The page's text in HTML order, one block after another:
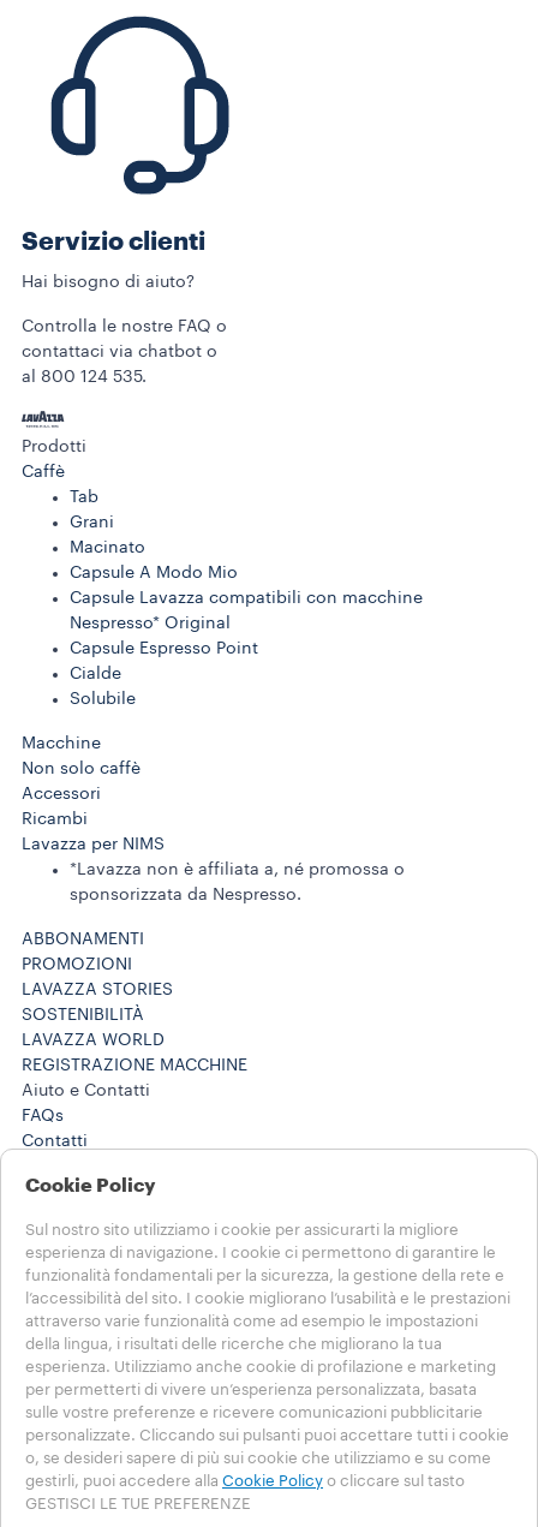
Servizio clienti
Hai bisogno di aiuto?
Controlla le nostre FAQ o
contattaci via chatbot o
al 800 124 535.
Prodotti
Caffè
Tab
Grani
Macinato
Capsule A Modo Mio
Capsule Lavazza compatibili con macchine
Nespresso* Original
Capsule Espresso Point
Cialde
Solubile
Macchine
Non solo caffè
Accessori
Ricambi
Lavazza per NIMS
*Lavazza non è affiliata a, né promossa o
sponsorizzata da Nespresso.
ABBONAMENTI
PROMOZIONI
LAVAZZA STORIES
SOSTENIBILITÀ
LAVAZZA WORLD
REGISTRAZIONE MACCHINE
Aiuto e Contatti
FAQs
Contatti
800 124 535
Note Legali e Privacy
Termini di utilizzo
Condizioni di vendita e-commerce
Termini e condizioni Lavazza da te
Disdici l'ordine o l'abbonamento qui
SCEGLI IL TUO PAESE
ITALIA
ITALIA
ALTRE NAZIONI
Cookie Policy
Sul nostro sito utilizziamo i cookie per assicurarti la migliore
esperienza di navigazione. I cookie ci permettono di garantire le
funzionalità fondamentali per la sicurezza, la gestione della rete e
l’accessibilità del sito. I cookie migliorano l’usabilità e le prestazioni
attraverso varie funzionalità come ad esempio le impostazioni
della lingua, i risultati delle ricerche che migliorano la tua
esperienza. Utilizziamo anche cookie di profilazione e marketing
per permetterti di vivere un’esperienza personalizzata, basata
sulle vostre preferenze e ricevere comunicazioni pubblicitarie
personalizzate. Cliccando sui pulsanti puoi accettare tutti i cookie
o, se desideri sapere di più sui cookie che utilizziamo e su come
gestirli, puoi accedere alla Cookie Policy o cliccare sul tasto
GESTISCI LE TUE PREFERENZE